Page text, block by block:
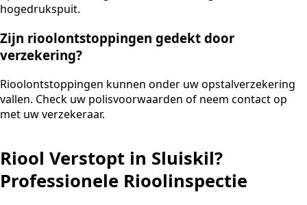
hogedrukspuit.
Zijn rioolontstoppingen gedekt door
verzekering?
Rioolontstoppingen kunnen onder uw opstalverzekering
vallen. Check uw polisvoorwaarden of neem contact op
met uw verzekeraar.
Riool Verstopt in Sluiskil?
Professionele Rioolinspectie